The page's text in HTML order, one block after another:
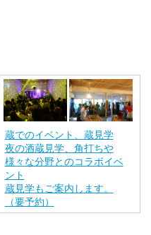
蔵でのイベント、蔵見学
夜の酒蔵見学、角打ちや
様々な分野とのコラボイベ
ント
蔵見学もご案内します。
（要予約）